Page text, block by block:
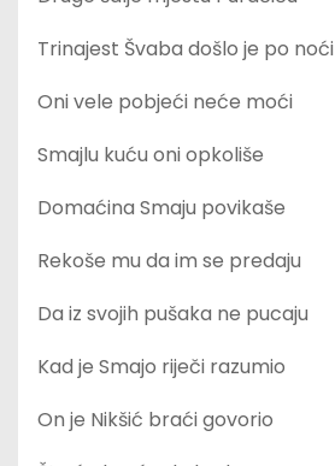
Trinajest Švaba došlo je po noći
Oni vele pobjeći neće moći
Smajlu kuću oni opkoliše
Domaćina Smaju povikaše
Rekoše mu da im se predaju
Da iz svojih pušaka ne pucaju
Kad je Smajo riječi razumio
On je Nikšić braći govorio